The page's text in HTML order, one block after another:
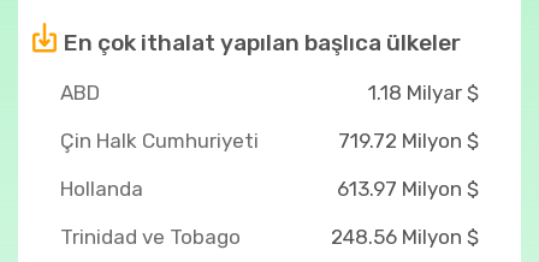
En çok ithalat yapılan başlıca ülkeler
ABD
1.18 Milyar $
Çin Halk Cumhuriyeti
719.72 Milyon $
Hollanda
613.97 Milyon $
Trinidad ve Tobago
248.56 Milyon $